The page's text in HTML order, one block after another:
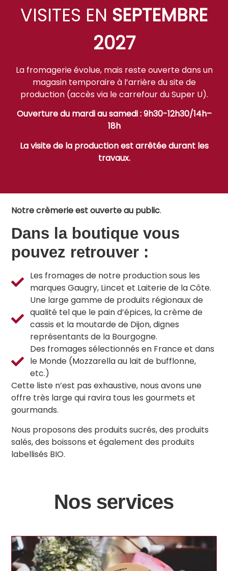
VISITES EN SEPTEMBRE
2027
La fromagerie évolue, mais reste ouverte dans un
magasin temporaire à l’arrière du site de
production (accès via le carrefour du Super U).
Ouverture du mardi au samedi : 9h30-12h30/14h–
18h
La visite de la production est arrêtée durant les
travaux.
Notre crèmerie est ouverte au public.
Dans la boutique vous
pouvez retrouver :
Les fromages de notre production sous les
marques Gaugry, Lincet et Laiterie de la Côte.
Une large gamme de produits régionaux de
qualité tel que le pain d’épices, la crème de
cassis et la moutarde de Dijon, dignes
représentants de la Bourgogne.
Des fromages sélectionnés en France et dans
le Monde (Mozzarella au lait de bufflonne,
etc.)
Cette liste n’est pas exhaustive, nous avons une
offre très large qui ravira tous les gourmets et
gourmands.
Nous proposons des produits sucrés, des produits
salés, des boissons et également des produits
labellisés BIO.
Nos services